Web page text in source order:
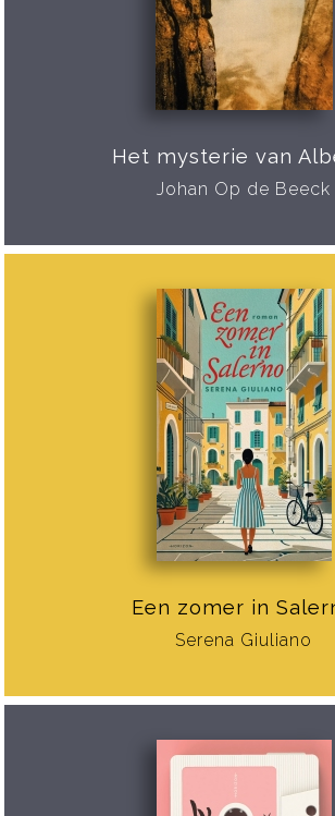
Het mysterie van
Johan Op de Beeck
Een zomer in
Serena Giuliano